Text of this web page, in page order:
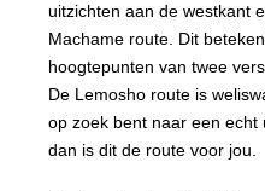
uitzichten aan de westkant
Machame route. Dit
hoogtepunten van twee
De Lemosho route is
op zoek bent naar een echt
dan is dit de route voor jou.